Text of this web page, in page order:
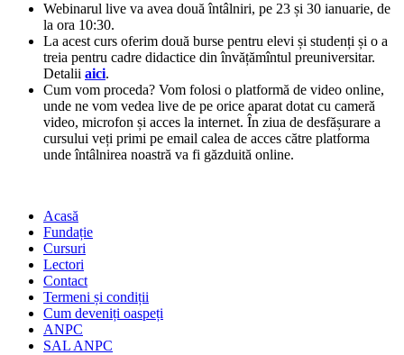
Webinarul live va avea două întâlniri, pe 23 și 30 ianuarie, de
la ora 10:30.
La acest curs oferim două burse pentru elevi și studenți și o a
treia pentru cadre didactice din învățămîntul preuniversitar.
Detalii aici.
Cum vom proceda? Vom folosi o platformă de video online,
unde ne vom vedea live de pe orice aparat dotat cu cameră
video, microfon și acces la internet. În ziua de desfășurare a
cursului veți primi pe email calea de acces către platforma
unde întâlnirea noastră va fi găzduită online.
Acasă
Fundație
Cursuri
Lectori
Contact
Termeni și condiții
Cum deveniți oaspeți
ANPC
SAL ANPC